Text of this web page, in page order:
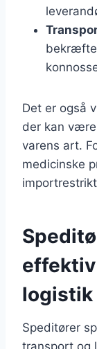
Det er også
der kan
varens art.
medicinske
logistik
Speditører
transport og